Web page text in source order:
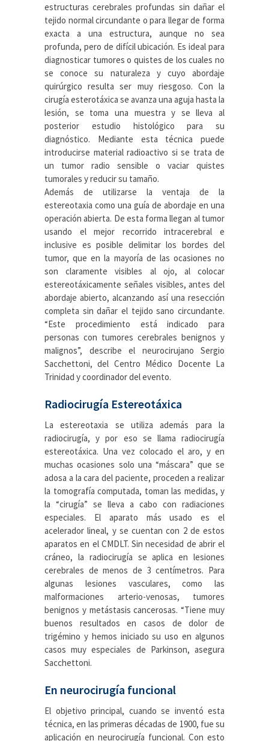
estructuras cerebrales profundas sin dañar el
tejido normal circundante o para llegar de forma
exacta a una estructura, aunque no sea
profunda, pero de difícil ubicación. Es ideal para
diagnosticar tumores o quistes de los cuales no
se conoce su naturaleza y cuyo abordaje
quirúrgico resulta ser muy riesgoso. Con la
cirugía esterotáxica se avanza una aguja hasta la
lesión, se toma una muestra y se lleva al
posterior estudio histológico para su
diagnóstico. Mediante esta técnica puede
introducirse material radioactivo si se trata de
un tumor radio sensible o vaciar quistes
tumorales y reducir su tamaño.
Además de utilizarse la ventaja de la
estereotaxia como una guía de abordaje en una
operación abierta. De esta forma llegan al tumor
usando el mejor recorrido intracerebral e
inclusive es posible delimitar los bordes del
tumor, que en la mayoría de las ocasiones no
son claramente visibles al ojo, al colocar
estereotáxicamente señales visibles, antes del
abordaje abierto, alcanzando así una resección
completa sin dañar el tejido sano circundante.
“Este procedimiento está indicado para
personas con tumores cerebrales benignos y
malignos”, describe el neurocirujano Sergio
Sacchettoni, del Centro Médico Docente La
Trinidad y coordinador del evento.
Radiocirugía Estereotáxica
La estereotaxia se utiliza además para la
radiocirugía, y por eso se llama radiocirugía
estereotáxica. Una vez colocado el aro, y en
muchas ocasiones solo una “máscara” que se
adosa a la cara del paciente, proceden a realizar
la tomografía computada, toman las medidas, y
la “cirugía” se lleva a cabo con radiaciones
especiales. El aparato más usado es el
acelerador lineal, y se cuentan con 2 de estos
aparatos en el CMDLT. Sin necesidad de abrir el
cráneo, la radiocirugía se aplica en lesiones
cerebrales de menos de 3 centímetros. Para
algunas lesiones vasculares, como las
malformaciones arterio-venosas, tumores
benignos y metástasis cancerosas. “Tiene muy
buenos resultados en casos de dolor de
trigémino y hemos iniciado su uso en algunos
casos muy especiales de Parkinson, asegura
Sacchettoni.
En neurocirugía funcional
El objetivo principal, cuando se inventó esta
técnica, en las primeras décadas de 1900, fue su
aplicación en neurocirugía funcional. Con esto